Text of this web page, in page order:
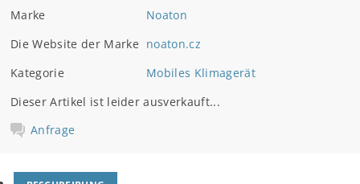
Marke
Noaton
Die Website der Marke noaton.cz
Kategorie
Mobiles Klimagerät
Dieser Artikel ist leider ausverkauft...
Anfrage